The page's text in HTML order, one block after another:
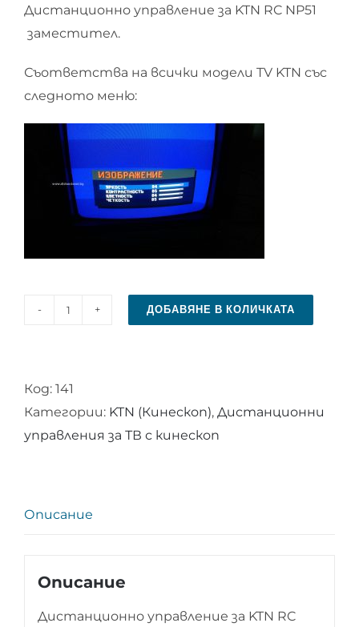
Дистанционно управление за KTN RC NP51
заместител.
Съответства на всички модели TV KTN със
следното меню:
количество
управление
за
KTN
ДОБАВЯНЕ В КОЛИЧКАТА
Код: 141
Категории: KTN (Кинескоп), Дистанционни
управления за ТВ с кинескоп
Описание
Описание
Дистанционно управление за KTN RC